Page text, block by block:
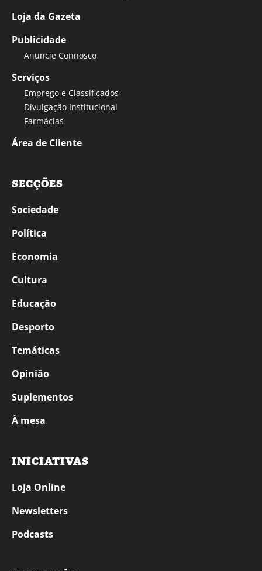
Loja da Gazeta
Publicidade
Anuncie Connosco
Serviços
Emprego e Classificados
Divulgação Institucional
Farmácias
Área de Cliente
SECÇÕES
Sociedade
Política
Economia
Cultura
Educação
Desporto
Temáticas
Opinião
Suplementos
À mesa
INICIATIVAS
Loja Online
Newsletters
Podcasts